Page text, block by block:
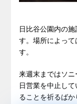
日比谷公園内の
す。場所によっ
す。
来週末まではソ
日営業を中止し
ることを祈るばか